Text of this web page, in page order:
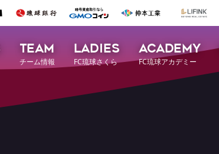
TEAM
チーム情報
LADIES
FC琉球さくら
ACADEMY
FC琉球アカデミー